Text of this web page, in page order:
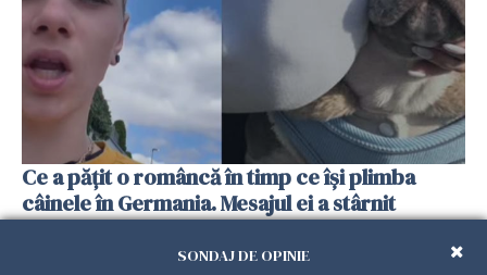
Ce a pățit o româncă în timp ce își plimba
câinele în Germania. Mesajul ei a stârnit
dezbateri aprinse
SONDAJ DE OPINIE